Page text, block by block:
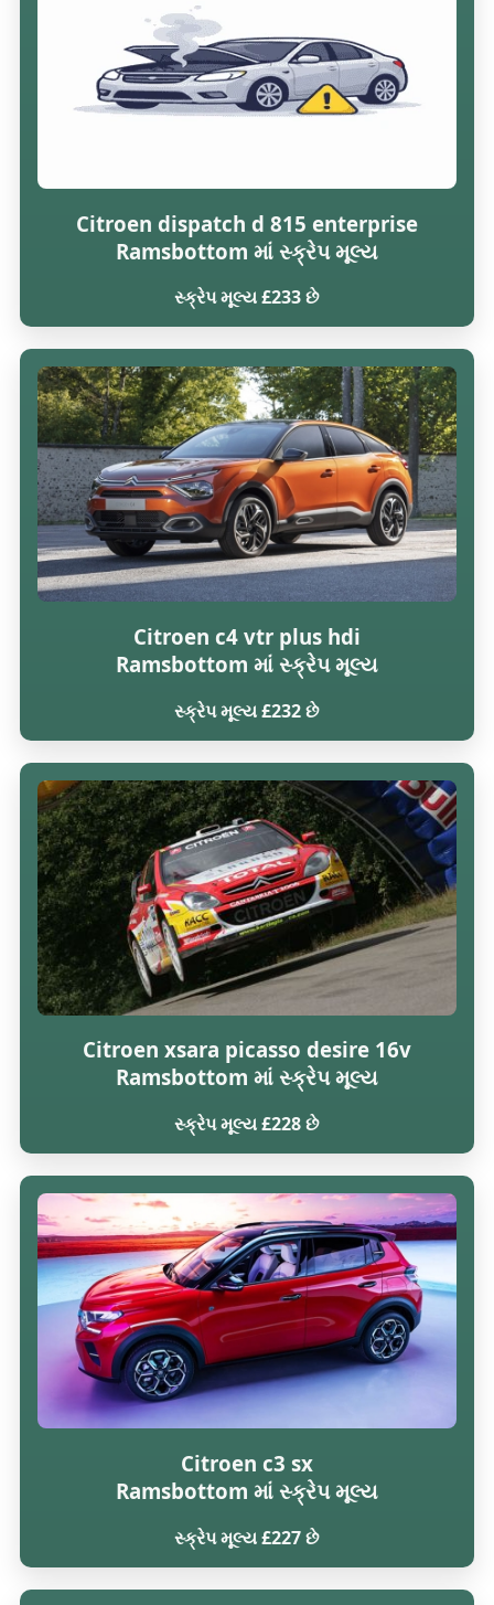
Citroen dispatch d 815 enterprise
Ramsbottom માં સ્ક્રેપ મૂલ્ય
સ્ક્રેપ મૂલ્ય £233 છે
Citroen c4 vtr plus hdi
Ramsbottom માં સ્ક્રેપ મૂલ્ય
સ્ક્રેપ મૂલ્ય £232 છે
Citroen xsara picasso desire 16v
Ramsbottom માં સ્ક્રેપ મૂલ્ય
સ્ક્રેપ મૂલ્ય £228 છે
Citroen c3 sx
Ramsbottom માં સ્ક્રેપ મૂલ્ય
સ્ક્રેપ મૂલ્ય £227 છે